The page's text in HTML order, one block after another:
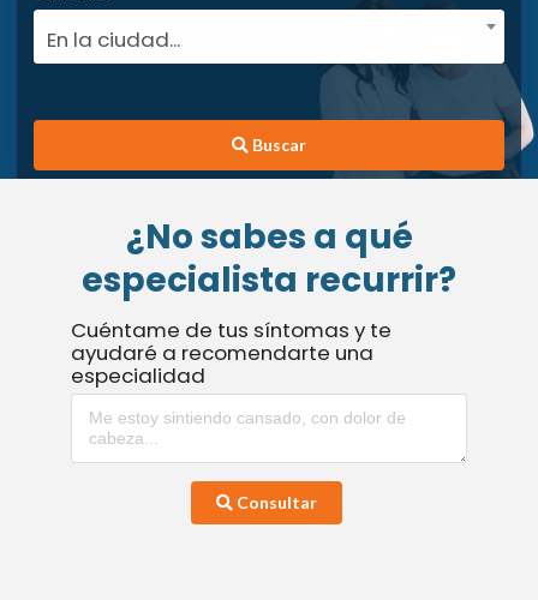
En la ciudad...
Buscar
¿No sabes a qué
especialista recurrir?
Cuéntame de tus síntomas y te
ayudaré a recomendarte una
especialidad
Consultar